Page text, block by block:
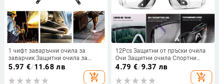
1 чифт заваръчни очила за
заварчик Защитни очила за
газово аргоново дъгово
заваряване Предпазни работни
предпазни средства Протектор
5.97 €/11.68 лв
add_shopping_cart
12Pcs Защитни от пръски очила
Очи Защитни очила Спортни
ветроустойчиви очила Работна
защита Очила PC Защитни
защитни очила
4.79 €/9.37 лв
add_shopping_cart